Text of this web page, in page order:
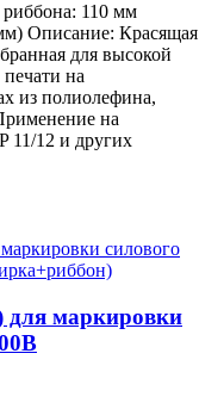
110 мм
Описание: Красящая
для высокой
на
из полиолефина,
на
11/12 и других
для маркировки